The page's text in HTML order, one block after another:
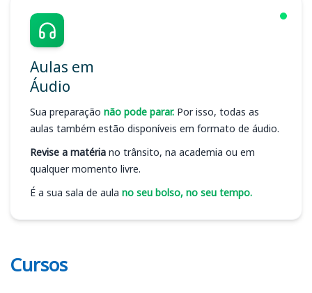
Aulas em
Áudio
Sua preparação não pode parar. Por isso, todas as
aulas também estão disponíveis em formato de áudio.
Revise a matéria no trânsito, na academia ou em
qualquer momento livre.
É a sua sala de aula no seu bolso, no seu tempo.
Cursos